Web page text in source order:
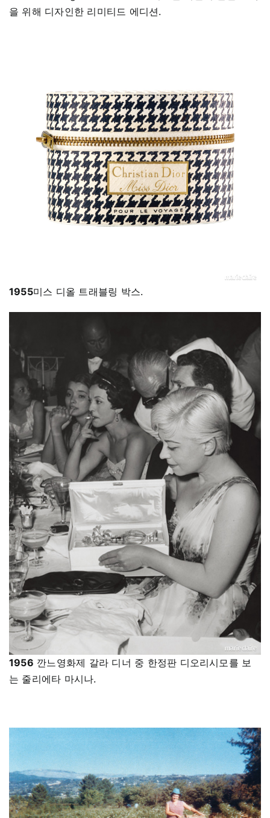
을 위해 디자인한 리미티드 에디션.
1955미스 디올 트래블링 박스.
1956 깐느영화제 갈라 디너 중 한정판 디오리시모를 보
는 줄리에타 마시나.